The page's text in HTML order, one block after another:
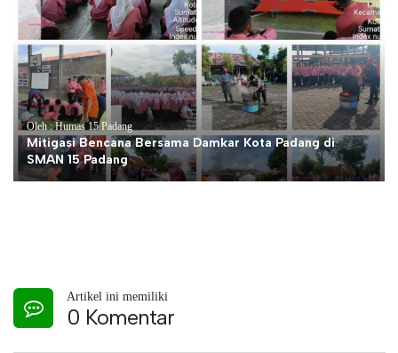
Oleh : Humas 15 Padang
Mitigasi Bencana Bersama Damkar Kota Padang di
SMAN 15 Padang
Artikel ini memiliki
0 Komentar